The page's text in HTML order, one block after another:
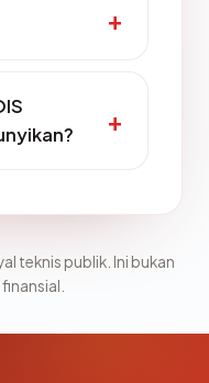
teknis publik. Ini bukan